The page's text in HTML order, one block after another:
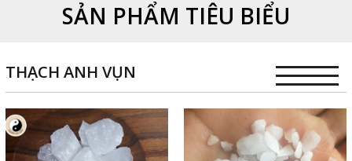
SẢN PHẨM TIÊU BIỂU
THẠCH ANH VỤN